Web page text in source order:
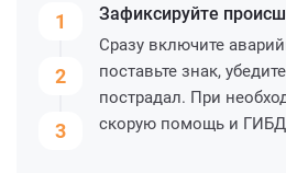
1
2
3
Зафиксируйте
Сразу включите
поставьте знак,
пострадал. При
скорую помощь и